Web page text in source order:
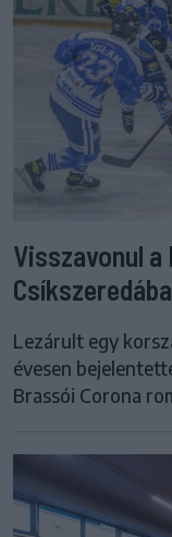
Visszavonul a
Lezárult egy
évesen
Brassói Corona